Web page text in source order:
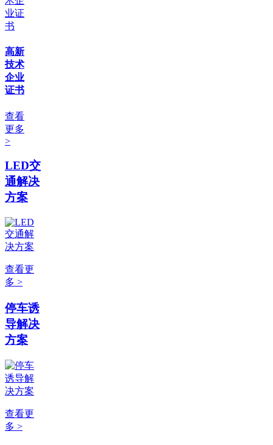
高新
技术
企业
证书
查看
更多
>
LED交
通解决
方案
查看更
多 >
停车诱
导解决
方案
查看更
多 >